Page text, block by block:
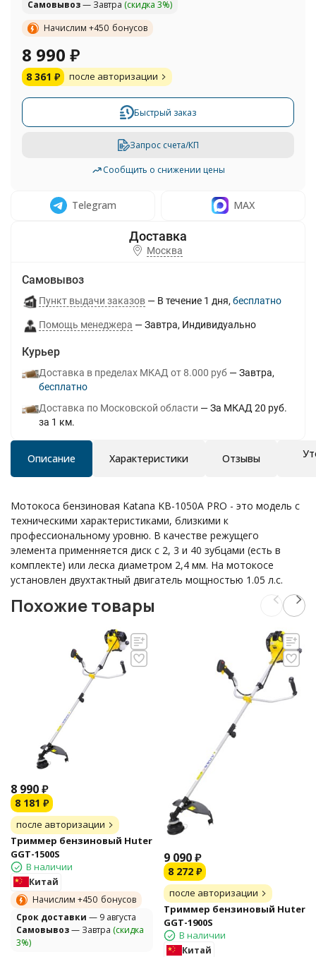
Самовывоз— Завтра (скидка 3%)
Начислим +450 бонусов
8 990 ₽
8 361 ₽ после авторизации
Быстрый заказ
Запрос счета/КП
Сообщить о снижении цены
Telegram MAX
Москва
Самовывоз
Пункт выдачи заказов В течение 1 дня Бесплатно
Помощь менеджера Завтра Индивидуально
Курьер
Доставка в пределах МКАД от 8.000 руб
Завтра
Бесплатно
Доставка по Московской области
За МКАД 20 руб.
за 1 км.
Описание Характеристики Отзывы
Мотокоса бензиновая Katana KB-1050A PRO - это модель с
техническими характеристиками, близкими к
профессиональному уровню. В качестве режущего
элемента применняется диск с 2, 3 и 40 зубцами (есть в
комплекте) или леска диаметром 2,4 мм. На мотокосе
установлен двухтактный двигатель мощностью 1.05 л.с.
Похожие товары
8 990₽
8 181 ₽
после авторизации
Триммер бензиновый Huter
GGT-1500S
В наличии
Китай
Начислим +450 бонусов
Cрок доставки — 9 августа
Самовывоз— Завтра (скидка
3%)
9 090 ₽
8 272 ₽
после авторизации
Триммер бензиновый Huter
GGT-1900S
В наличии
Китай